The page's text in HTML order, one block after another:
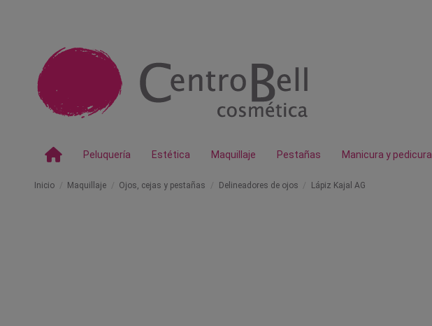
Peluquería Estética Maquillaje Pestañas Manicura y pedicura
Inicio Maquillaje Ojos, cejas y pestañas Delineadores de ojos Lápiz Kajal AG